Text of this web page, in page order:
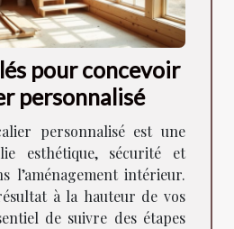
pour concevoir
personnalisé
personnalisé est une
esthétique, sécurité et
l’aménagement intérieur.
à la hauteur de vos
de suivre des étapes